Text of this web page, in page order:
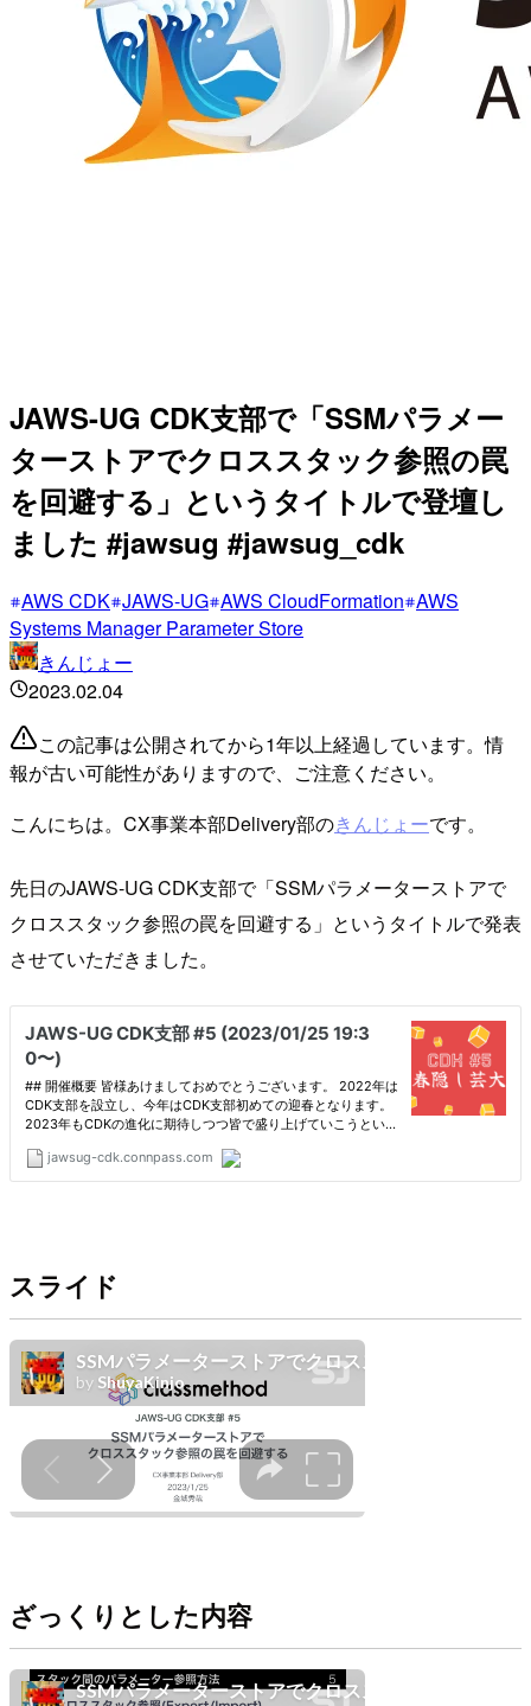
JAWS-UG CDK支部で「SSMパラメー
ターストアでクロススタック参照の罠
を回避する」というタイトルで登壇し
ました #jawsug #jawsug_cdk
AWS CDK JAWS-UG AWS CloudFormation AWS
Systems Manager Parameter Store
きんじょー
2023.02.04
この記事は公開されてから1年以上経過しています。情
報が古い可能性がありますので、ご注意ください。
こんにちは。CX事業本部Delivery部のきんじょーです。
先日のJAWS-UG CDK支部で「SSMパラメーターストアで
クロススタック参照の罠を回避する」というタイトルで発表
させていただきました。
スライド
ざっくりとした内容